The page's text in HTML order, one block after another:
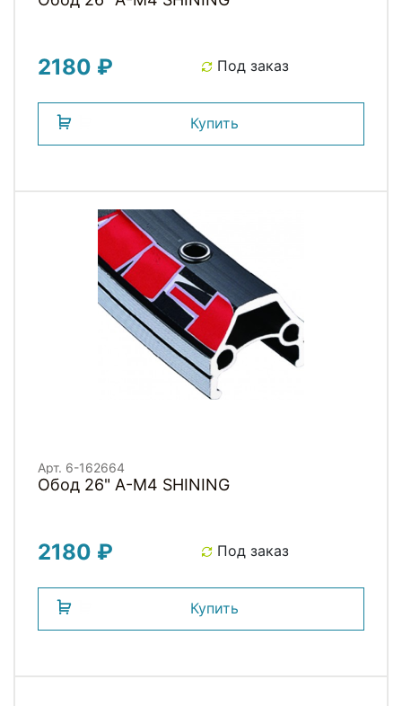
2180 ₽ Под заказ
Купить
Арт. 6-162664
Обод 26" A-M4 SHINING
2180 ₽ Под заказ
Купить